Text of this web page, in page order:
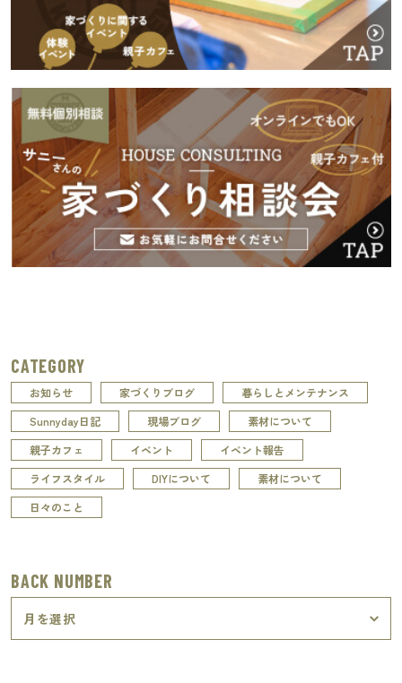
CATEGORY
お知らせ 家づくりブログ
暮らしとメンテナンス
Sunnyday日記
現場ブログ
素材について
親子カフェ
イベント
イベント報告
ライフスタイル
DIYについて
素材について
日々のこと
BACK NUMBER